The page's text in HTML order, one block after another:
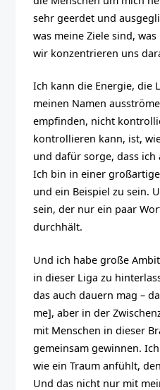
sehr geerdet und
was meine Ziele sind,
wir konzentrieren uns
Ich kann die Energie, die
meinen Namen
empfinden, nicht
kontrollieren kann, ist,
und dafür sorge, dass ich
Ich bin in einer
und ein Beispiel zu sein.
sein, der nur ein paar
durchhält.
Und ich habe große
in dieser Liga zu
das auch dauern mag –
me], aber in der
mit Menschen in dieser
gemeinsam gewinnen.
wie ein Traum anfühlt,
Und das nicht nur mit